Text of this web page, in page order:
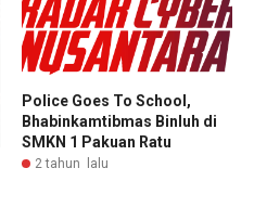
Police Goes To School,
Bhabinkamtibmas Binluh di
SMKN 1 Pakuan Ratu
2 tahun lalu